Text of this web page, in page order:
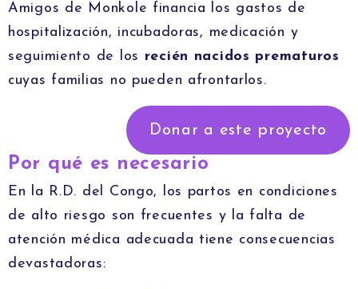
Amigos de Monkole financia los gastos de
hospitalización, incubadoras, medicación y
seguimiento de los recién nacidos prematuros
cuyas familias no pueden afrontarlos.
Donar a este proyecto
Por qué es necesario
En la R.D. del Congo, los partos en condiciones
de alto riesgo son frecuentes y la falta de
atención médica adecuada tiene consecuencias
devastadoras: